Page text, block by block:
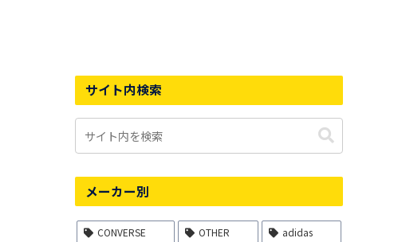
サイト内検索
メーカー別
CONVERSE OTHER
adidas